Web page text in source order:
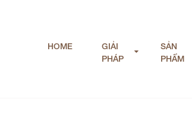
HOME
GIẢI
PHÁP
SẢN
PHẨM